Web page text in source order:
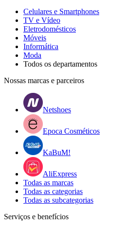
Celulares e Smartphones
TV e Vídeo
Eletrodomésticos
Móveis
Informática
Moda
Todos os departamentos
Nossas marcas e parceiros
Netshoes
Epoca Cosméticos
KaBuM!
AliExpress
Todas as marcas
Todas as categorias
Todas as subcategorias
Serviços e benefícios